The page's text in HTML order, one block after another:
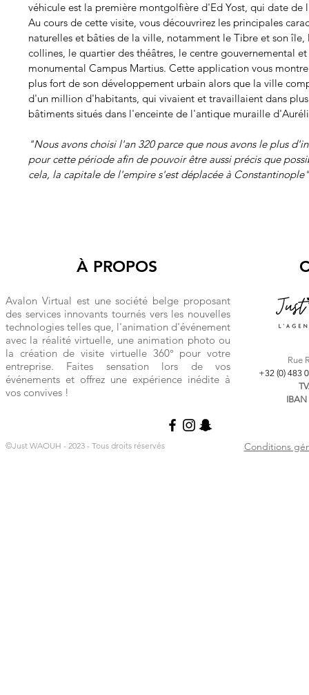
véhicule est la première montgolfière d'Ed Yost, qui date de
Au cours de cette visite, vous découvrirez les principales
naturelles et bâties de la ville, notamment le Tibre et son île,
collines, le quartier des théâtres, le centre gouvernemental
monumental Campus Martius. Cette application vous
plus fort de son développement urbain alors que la ville
d'un million d'habitants, qui vivaient et travaillaient dans
bâtiments situés dans l'enceinte de l'antique muraille
"Nous avons choisi l'an 320 parce que nous avons le plus
pour cette période afin de pouvoir être aussi précis que
cela, la capitale de l'empire s'est déplacée à Constantinople"
À PROPOS
Avalon Virtual est une société belge proposant
des services innovants tournés vers les nouvelles
technologies telles que, l'animation d'événement
avec la réalité virtuelle, une animation photo ou
la création de visite virtuelle 360° pour votre
entreprise. Faites sensation lors de vos
événements et offrez une expérience inédite à
vos convives !
Rue
+32 (0) 483
IBAN
©Just WAOUH - 2023 - Tous droits réservés Conditions